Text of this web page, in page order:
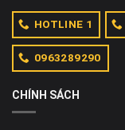
HOTLINE 1
0963289290
CHÍNH SÁCH